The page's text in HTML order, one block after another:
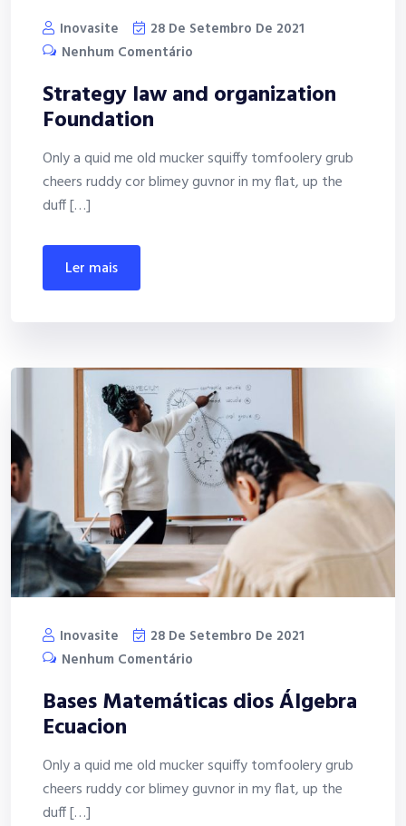
Inovasite
28 De Setembro De 2021
Nenhum Comentário
Strategy law and organization
Foundation
Only a quid me old mucker squiffy tomfoolery grub
cheers ruddy cor blimey guvnor in my flat, up the
duff […]
ler mais
Inovasite
28 De Setembro De 2021
Nenhum Comentário
Bases Matemáticas dios Álgebra
Ecuacion
Only a quid me old mucker squiffy tomfoolery grub
cheers ruddy cor blimey guvnor in my flat, up the
duff […]